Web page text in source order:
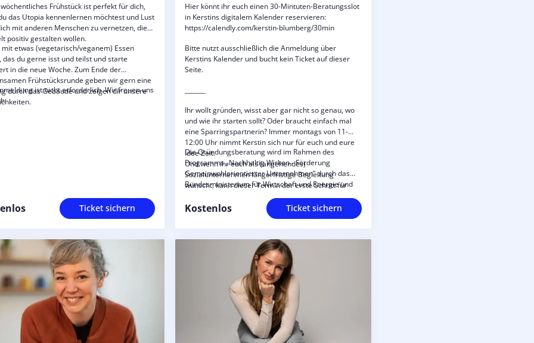
Frühstück ist perfekt für dich,
das Utopia kennenlernen möchtest und Lust
mit anderen Menschen zu vernetzen, die
positiv gestalten wollen.
mit etwas (vegetarisch/veganem) Essen
das du gerne isst und teilst und starte
in die neue Woche. Zum Ende der
Frühstücksrunde geben wir gern eine
durch das Gebäude und zeigen dir unsere
ist nicht erforderlich. Wir freuen uns
Ticket sichern
Hier könnt ihr euch einen 30-Mintuten-Beratungsslot
in Kerstins digitalem Kalender reservieren:
https://calendly.com/kerstin-blumberg/30min
Bitte nutzt ausschließlich die Anmeldung über
Kerstins Kalender und bucht kein Ticket auf dieser
Seite.
Ihr wollt gründen, wisst aber gar nicht so genau, wo
und wie ihr starten sollt? Oder braucht einfach mal
eine Sparringspartnerin? Immer montags von 11-
12:00 Uhr nimmt Kerstin sich nur für euch und eure
Idee Zeit.
Und wenn ihr euch als (angehendes)
Sozialunternehmen längerfristige Begleitung
wünscht, kann dieser Termin der erste Schritt für
euch in unser Mentoring-Programm sein.
_______
Die Gründungsberatung wird im Rahmen des
Programms „Nachhaltig Wirken - Förderung
Gemeinwohlorientierter Unternehmen“ durch das
Bundesministerium für Wirtschaft und Energie und
Sozialfonds Plus (ESF Plus) gefördert.
Kostenlos Ticket sichern